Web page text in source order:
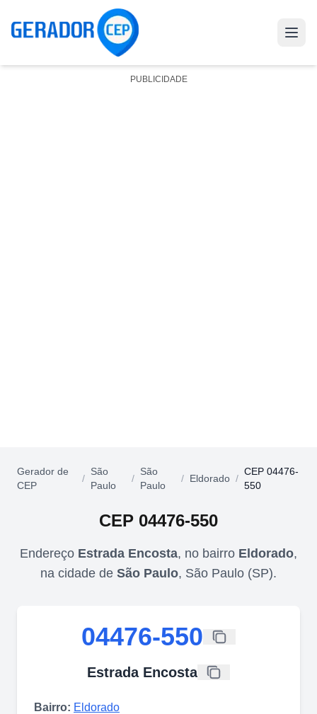
PUBLICIDADE
Gerador de
CEP
/
São
Paulo
/
São
Paulo
/ Eldorado /
CEP 04476-
550
CEP 04476-550
Endereço Estrada Encosta, no bairro Eldorado,
na cidade de São Paulo, São Paulo (SP).
04476-550
Estrada Encosta
Bairro: Eldorado